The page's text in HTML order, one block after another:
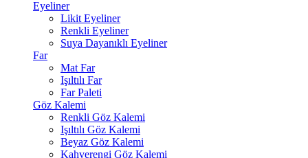
Eyeliner
Likit Eyeliner
Renkli Eyeliner
Suya Dayanıklı Eyeliner
Far
Mat Far
Işıltılı Far
Far Paleti
Göz Kalemi
Renkli Göz Kalemi
Işıltılı Göz Kalemi
Beyaz Göz Kalemi
Kahverengi Göz Kalemi